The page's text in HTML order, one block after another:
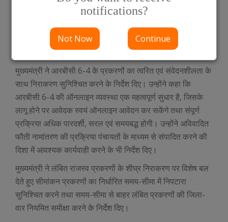
जाने की आवश्यकता न पड़े। उन्होंने कहा कि राजस्व विभाग सीधे
आमजन एवं किसानों के जीवन से जुड़ा विभाग है, इसलिए शासन के सभी
सुधारों एवं नवाचारों का लाभ अंतिम व्यक्ति तक समयबद्ध रूप से पहुंचना
मुख्यमंत्री ने आरबीसी 6-4 के प्रकरणों का त्वरित एवं संवेदनशीलता के
साथ निराकरण सुनिश्चित करने के निर्देश दिए। उन्होंने कहा कि
आरबीसी 6-4 की ऑनलाइन व्यवस्था एक महत्वपूर्ण सुधार है, जिसके
लागू होने पर आवेदक स्वयं ऑनलाइन आवेदन कर सकेंगे तथा संपूर्ण
प्रक्रिया अधिक पारदर्शी, सरल एवं समयबद्ध होगी। उन्होंने अविवादित
फौती नामांतरण की प्रक्रिया पंचायतों के माध्यम से संपादित करने की
दिशा में आवश्यक कार्यवाही करने के भी निर्देश दिए।
मुख्यमंत्री ने लंबित राजस्व प्रकरणों के शीघ्र निराकरण पर विशेष बल
देते हुए सीमांकन प्रकरणों का निर्धारित समय-सीमा में निपटारा
सुनिश्चित करने तथा समय-सीमा से बाहर लंबित प्रकरणों की जिला-
वार नियमित समीक्षा करने के निर्देश दिए।
notifications?
Not Now Continue